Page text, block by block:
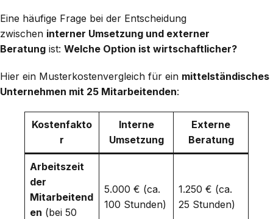
Eine häufige Frage bei der Entscheidung
zwischen interner Umsetzung und externer
Beratung ist: Welche Option ist wirtschaftlicher?
Hier ein Musterkostenvergleich für ein mittelständisches
Unternehmen mit 25 Mitarbeitenden:
Kostenfakto
r
Interne
Umsetzung
Externe
Beratung
Arbeitszeit
der
Mitarbeitend
en (bei 50
5.000 € (ca.
100 Stunden)
1.250 € (ca.
25 Stunden)